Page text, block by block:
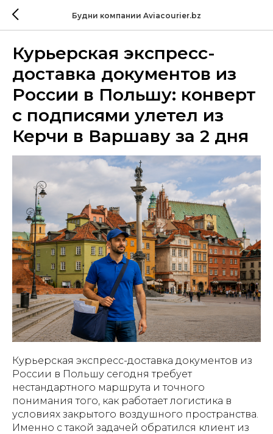
Будни компании Aviacourier.bz
Курьерская экспресс-
доставка документов из
России в Польшу: конверт
с подписями улетел из
Керчи в Варшаву за 2 дня
Курьерская экспресс-доставка документов из
России в Польшу сегодня требует
нестандартного маршрута и точного
понимания того, как работает логистика в
условиях закрытого воздушного пространства.
Именно с такой задачей обратился клиент из